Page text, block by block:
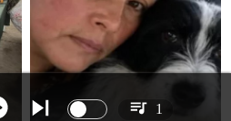
1